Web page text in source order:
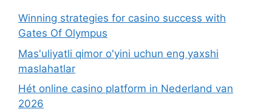
Winning strategies for casino success with
Gates Of Olympus
Mas'uliyatli qimor o'yini uchun eng yaxshi
maslahatlar
Hét online casino platform in Nederland van
2026